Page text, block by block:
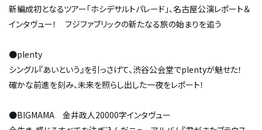
新編成初となるツアー「ホシデサルトパレード」、名古屋公演レポート＆
インタヴュー！ フジファブリックの新たなる旅の始まりを追う
●plenty
シングル『あいという』を引っさげて、渋谷公会堂でplentyが魅せた！
確かな前進を刻み、未来を照らし出した一夜をレポート！
●BIGMAMA 金井政人20000字インタヴュー